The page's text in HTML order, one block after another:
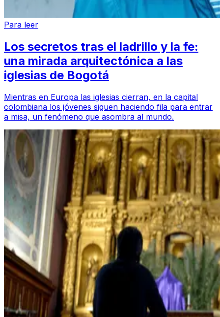
Para leer
Los secretos tras el ladrillo y la fe:
una mirada arquitectónica a las
iglesias de Bogotá
Mientras en Europa las iglesias cierran, en la capital
colombiana los jóvenes siguen haciendo fila para entrar
a misa, un fenómeno que asombra al mundo.